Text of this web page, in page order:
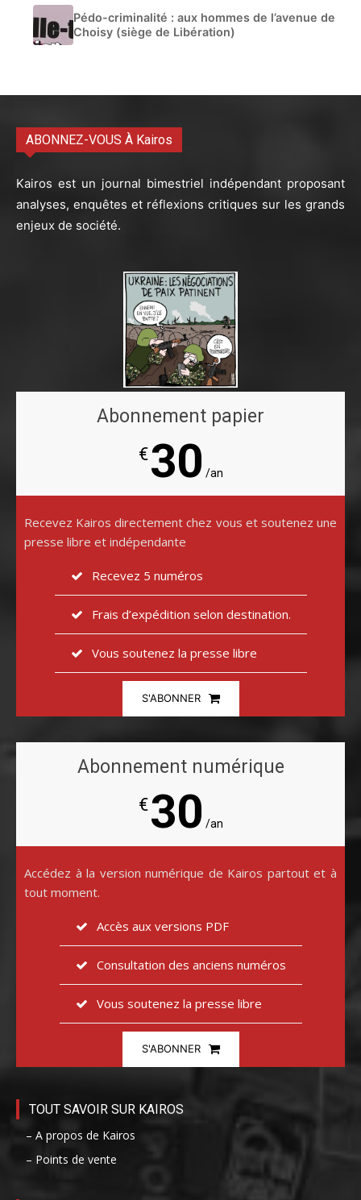
Pédo-criminalité : aux hommes de l’avenue de
Choisy (siège de Libération)
ABONNEZ-VOUS À Kairos
Kairos est un journal bimestriel indépendant proposant
analyses, enquêtes et réflexions critiques sur les grands
enjeux de société.
Abonnement papier
€30 /an
Recevez Kairos directement chez vous et soutenez une
presse libre et indépendante
Recevez 5 numéros
Frais d’expédition selon destination.
Vous soutenez la presse libre
S'ABONNER
Abonnement numérique
€30 /an
Accédez à la version numérique de Kairos partout et à
tout moment.
Accès aux versions PDF
Consultation des anciens numéros
Vous soutenez la presse libre
S'ABONNER
TOUT SAVOIR SUR KAIROS
– A propos de Kairos
– Points de vente